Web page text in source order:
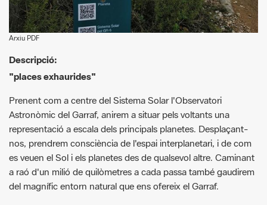
Descripció:
"places exhaurides"
Prenent com a centre del Sistema Solar l'Observatori
Astronòmic del Garraf, anirem a situar pels voltants una
representació a escala dels principals planetes. Desplaçant-
nos, prendrem consciència de l'espai interplanetari, i de com
es veuen el Sol i els planetes des de qualsevol altre. Caminant
a raó d'un milió de quilòmetres a cada passa també gaudirem
del magnífic entorn natural que ens ofereix el Garraf.
Requisits activitat:
- Edat recomanada: A partir de 4 anys